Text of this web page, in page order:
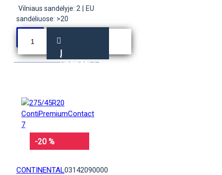
Vilniaus sandėlyje: 2
EU
sandėliuose: >20
Į
KREPŠELĮ
-20 %
CONTINENTAL03142090000